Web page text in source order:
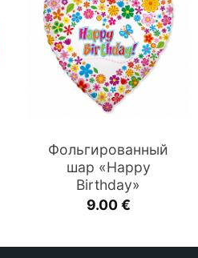
Фольгированный
шар «Happy
Birthday»
9.00€